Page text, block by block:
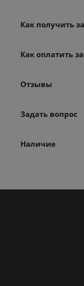
Как получить
Как оплатить
Отзывы
Задать вопрос
Наличие